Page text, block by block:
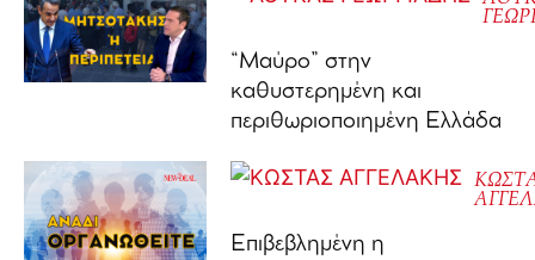
“Μαύρο” στην
καθυστερημένη και
περιθωριοποιημένη Ελλάδα
Επιβεβλημένη η